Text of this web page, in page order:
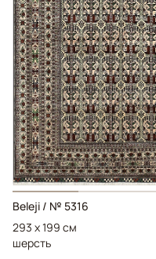
Beleji / № 5316
293 x 199 см
шерсть